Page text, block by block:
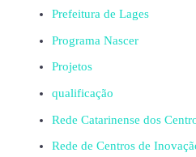
Prefeitura de Lages
Programa Nascer
Projetos
qualificação
Rede Catarinense dos
Rede de Centros de